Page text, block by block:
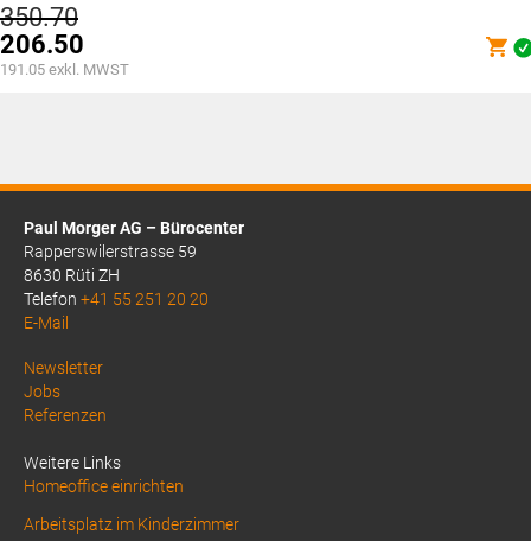
350.70Ursprünglicher
Preis
war:
CHF350.70
206.50
Aktueller
191.05 exkl. MWST
Paul Morger AG – Bürocenter
Rapperswilerstrasse 59
8630 Rüti ZH
Telefon +41 55 251 20 20
E-Mail
Above
Footer
Newsletter
Jobs
Referenzen
Weitere Links
Homeoffice einrichten
Arbeitsplatz im Kinderzimmer